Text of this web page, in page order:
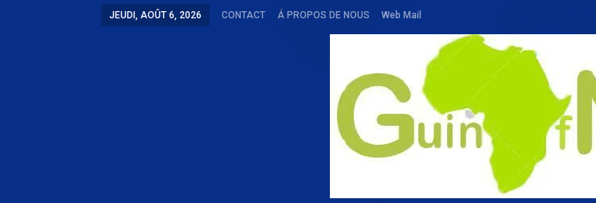
JEUDI, AOÛT 6, 2026 CONTACT Á PROPOS DE NOUS Web Mail